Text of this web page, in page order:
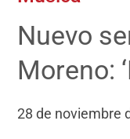
Nuevo
Moreno:
28 de noviembre